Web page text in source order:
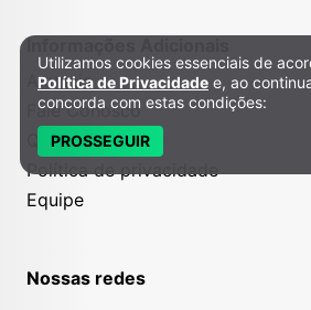
Informações Adicionais
Anuncie
Fale Conosco
Quem somos
Política de privacidade
Equipe
Nossas redes
Política de Privacidade e Cookies
Utilizamos cookies essenciais de
Política de Privacidade e, ao
concorda com estas condições:
PROSSEGUIR